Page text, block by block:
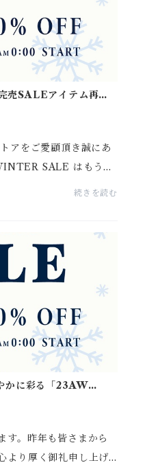
SALEアイテム再入
アをご愛顧頂き誠にあ
SALE はもう、
なく完売した商品も多
続きを読む
かに彩る「23AW
す。昨年も皆さまから
より厚く御礼申し上げ